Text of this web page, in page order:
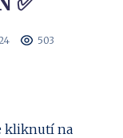
503
kliknutí na